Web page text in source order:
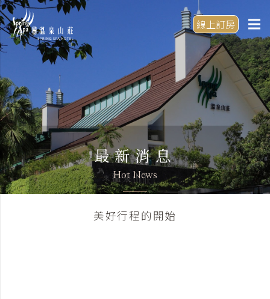
線上訂房
最新消息
Hot News
美好行程的開始